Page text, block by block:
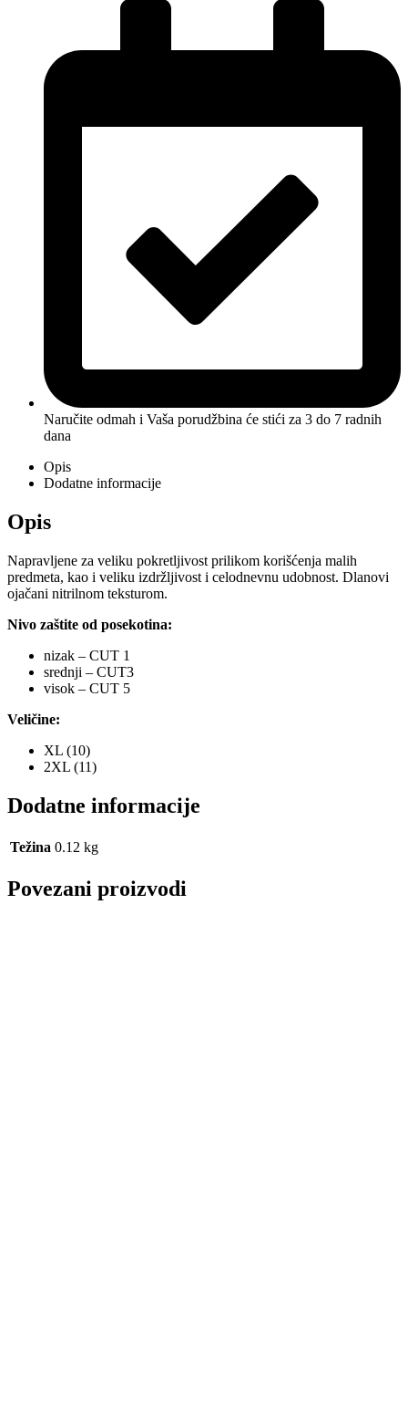
Naručite odmah i Vaša porudžbina će stići za 3 do 7 radnih
dana
Opis
Dodatne informacije
Opis
Napravljene za veliku pokretljivost prilikom korišćenja malih
predmeta, kao i veliku izdržljivost i celodnevnu udobnost. Dlanovi
ojačani nitrilnom teksturom.
Nivo zaštite od posekotina:
nizak – CUT 1
srednji – CUT3
visok – CUT 5
Veličine:
XL (10)
2XL (11)
Dodatne informacije
Težina 0.12 kg
Povezani proizvodi